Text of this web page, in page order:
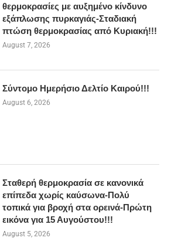
θερμοκρασίες με αυξημένο κίνδυνο
εξάπλωσης πυρκαγιάς-Σταδιακή
πτώση θερμοκρασίας από Κυριακή!!!
August 7, 2026
Σύντομο Ημερήσιο Δελτίο Καιρού!!!
August 6, 2026
Σταθερή θερμοκρασία σε κανονικά
επίπεδα χωρίς καύσωνα-Πολύ
τοπικά για βροχή στα ορεινά-Πρώτη
εικόνα για 15 Αυγούστου!!!
August 5, 2026